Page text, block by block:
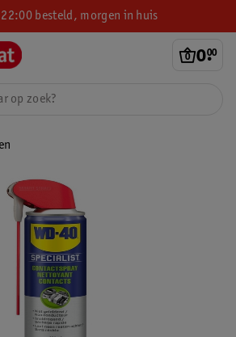
besteld, morgen in huis
0.
00